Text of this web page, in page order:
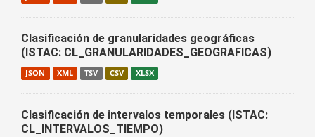
Clasificación de granularidades geográficas
(ISTAC: CL_GRANULARIDADES_GEOGRAFICAS)
JSON XML TSV CSV XLSX
Clasificación de intervalos temporales (ISTAC:
CL_INTERVALOS_TIEMPO)